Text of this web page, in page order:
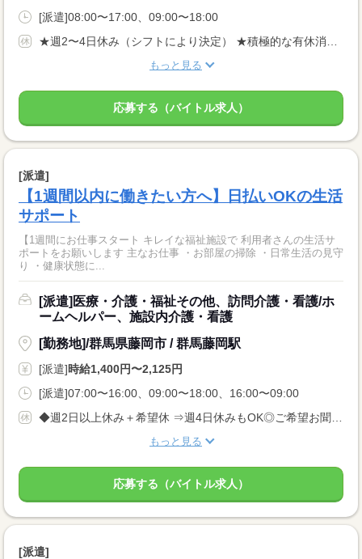
[派遣]08:00〜17:00、09:00〜18:00
もっと見る
応募する（バイトル求人）
[派遣]
【1週間以内に働きたい方へ】日払いOKの生活
サポート
【1週間にお仕事スタート キレイな福祉施設で 利用者さんの生活サ
ポートをお願いします 主なお仕事 ・お部屋の掃除 ・日常生活の見守
り ・健康状態に...
[派遣]医療・介護・福祉その他、訪問介護・看護/ホ
ームヘルパー、施設内介護・看護
[勤務地]/群馬県藤岡市 / 群馬藤岡駅
[派遣]時給1,400円〜2,125円
[派遣]07:00〜16:00、09:00〜18:00、16:00〜09:00
もっと見る
応募する（バイトル求人）
[派遣]